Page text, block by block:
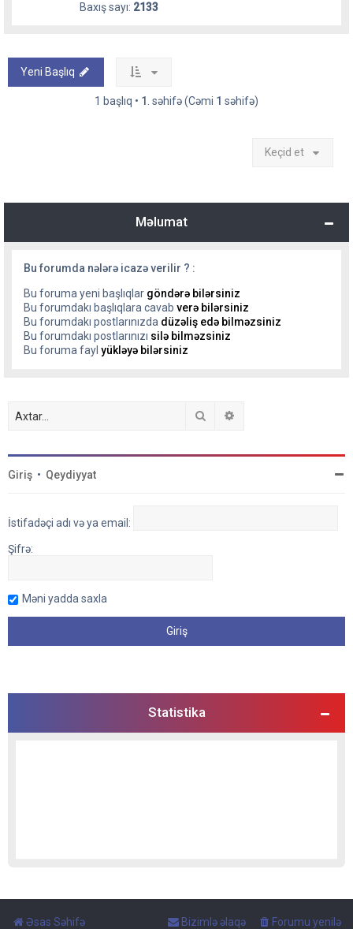
Baxış sayı: 2133
Yeni Başlıq
1 başlıq • 1 . səhifə (Cəmi 1 səhifə)
Keçid et
Məlumat
Bu forumda nələrə icazə verilir ? :
Bu foruma yeni başlıqlar göndərə bilərsiniz
Bu forumdakı başlıqlara cavab verə bilərsiniz
Bu forumdakı postlarınızda düzəliş edə bilməzsiniz
Bu forumdakı postlarınızı silə bilməzsiniz
Bu foruma fayl yükləyə bilərsiniz
Axtar
Giriş • Qeydiyyat
İstifadəçi adı və ya email:
Şifrə:
Məni yadda saxla
Statistika
Əsas Səhifə Forumu yenilə
Bizimlə əlaqə